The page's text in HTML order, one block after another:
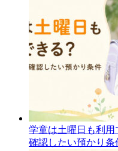
学童は土曜日も利
確認したい預かり条